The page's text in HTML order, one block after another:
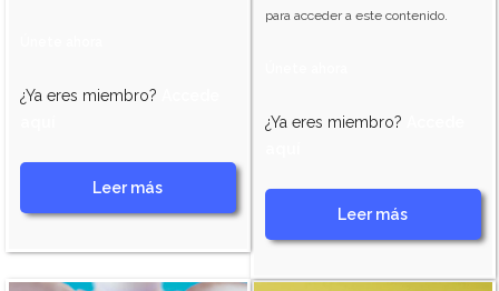
¿Ya eres miembro?
Leer más
para acceder a este contenido.
¿Ya eres miembro?
Leer más